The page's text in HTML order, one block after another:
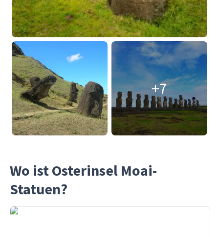
+7
Wo ist Osterinsel Moai-
Statuen?